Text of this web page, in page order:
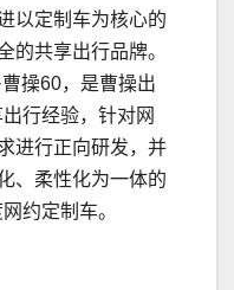
以定制车为核心的
的共享出行品牌。
操60，是曹操出
行经验，针对网
进行正向研发，并
、柔性化为一体的
约定制车。